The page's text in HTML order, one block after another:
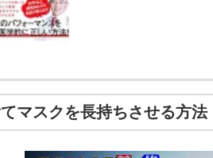
マスクを長持ちさせる方法